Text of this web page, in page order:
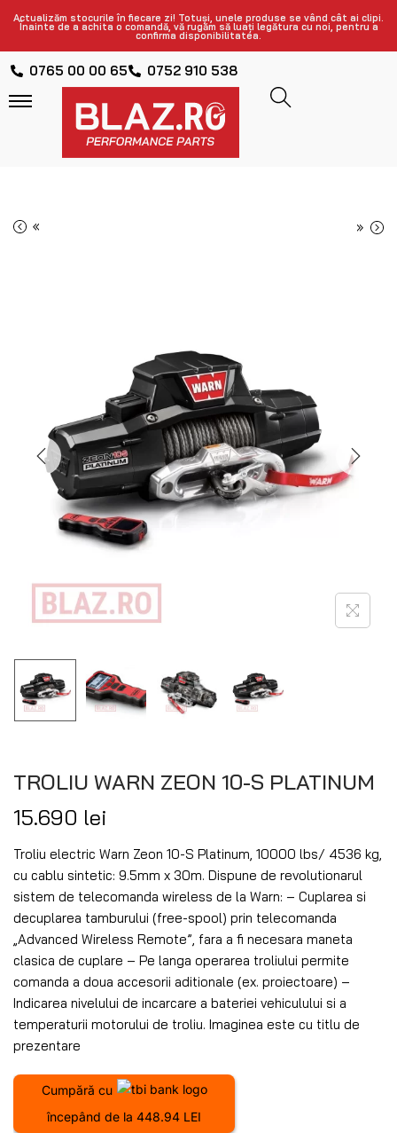
Actualizăm stocurile în fiecare zi! Totuși, unele produse se vând cât ai clipi.
Înainte de a achita o comandă, vă rugăm să luați legătura cu noi, pentru a
confirma disponibilitatea.
0765 00 00 65 0752 910 538
« »
TROLIU WARN ZEON 10-S PLATINUM
15.690 lei
Troliu electric Warn Zeon 10-S Platinum, 10000 lbs/ 4536 kg,
cu cablu sintetic: 9.5mm x 30m. Dispune de revolutionarul
sistem de telecomanda wireless de la Warn: – Cuplarea si
decuplarea tamburului (free-spool) prin telecomanda
„Advanced Wireless Remote”, fara a fi necesara maneta
clasica de cuplare – Pe langa operarea troliului permite
comanda a doua accesorii aditionale (ex. proiectoare) –
Indicarea nivelului de incarcare a bateriei vehiculului si a
temperaturii motorului de troliu. Imaginea este cu titlu de
prezentare
Cumpără cu
începând de la 448.94 LEI